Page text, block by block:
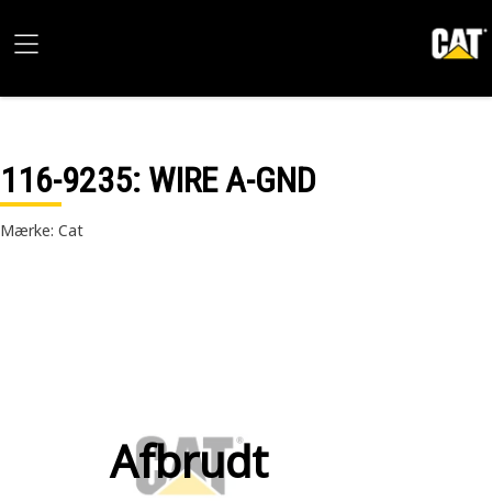
116-9235: WIRE A-GND
Mærke: Cat
Afbrudt